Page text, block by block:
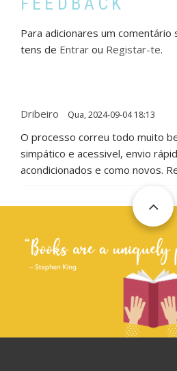
Para adicionares um
tens de Entrar ou Registar-te.
Dribeiro Qua, 2024-09-04 18:13
O processo correu todo muito
simpático e acessivel, envio
acondicionados e como novos.